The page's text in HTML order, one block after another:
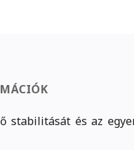
stabilitását és az